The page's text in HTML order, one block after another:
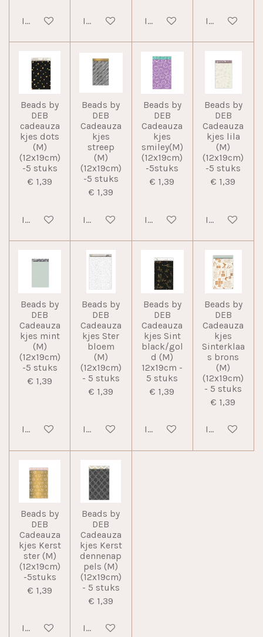
In winkelwagenIn winkelwagenIn winkelwagenIn
Beads by
DEB
cadeauza
kjes dots
(M)
(12x19cm)
-5 stuks
€ 1,39
In winkelwagen
Beads by
DEB
Cadeauza
kjes
streep
(M)
(12x19cm)
-5 stuks
€ 1,39
In winkelwagen
Beads by
DEB
Cadeauza
kjes
smiley(M)
(12x19cm)
-5stuks
€ 1,39
In winkelwagen
Beads by
DEB
Cadeauza
kjes lila
(M)
(12x19cm)
-5 stuks
€ 1,39
In
Beads by
DEB
Cadeauza
kjes mint
(M)
(12x19cm)
-5 stuks
€ 1,39
In winkelwagen
Beads by
DEB
Cadeauza
kjes Ster
bloem
(M)
(12x19cm)
- 5 stuks
€ 1,39
In winkelwagen
Beads by
DEB
Cadeauza
kjes Sint
black/gol
d (M)
12x19cm -
5 stuks
€ 1,39
In winkelwagen
Beads by
DEB
Cadeauza
kjes
Sinterklaa
s brons
(M)
(12x19cm)
- 5 stuks
€ 1,39
In
Beads by
DEB
Cadeauza
kjes Kerst
ster (M)
(12x19cm)
-5stuks
€ 1,39
In winkelwagen
Beads by
DEB
Cadeauza
kjes Kerst
dennenap
pels (M)
(12x19cm)
- 5 stuks
€ 1,39
In winkelwagen